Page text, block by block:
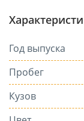
Год выпуска
Пробег
Кузов